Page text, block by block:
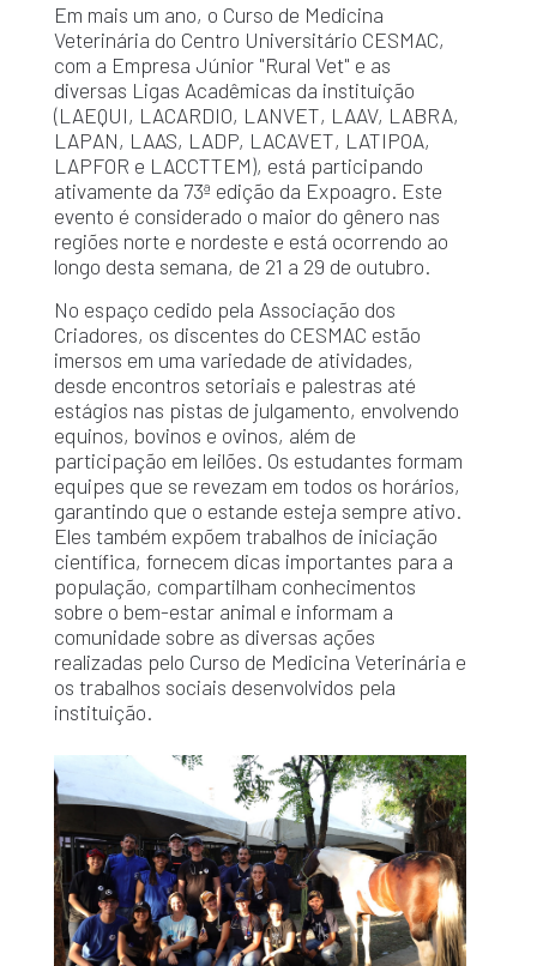
Em mais um ano, o Curso de Medicina
Veterinária do Centro Universitário CESMAC,
com a Empresa Júnior "Rural Vet" e as
diversas Ligas Acadêmicas da instituição
(LAEQUI, LACARDIO, LANVET, LAAV, LABRA,
LAPAN, LAAS, LADP, LACAVET, LATIPOA,
LAPFOR e LACCTTEM), está participando
ativamente da 73ª edição da Expoagro. Este
evento é considerado o maior do gênero nas
regiões norte e nordeste e está ocorrendo ao
longo desta semana, de 21 a 29 de outubro.
No espaço cedido pela Associação dos
Criadores, os discentes do CESMAC estão
imersos em uma variedade de atividades,
desde encontros setoriais e palestras até
estágios nas pistas de julgamento, envolvendo
equinos, bovinos e ovinos, além de
participação em leilões. Os estudantes formam
equipes que se revezam em todos os horários,
garantindo que o estande esteja sempre ativo.
Eles também expõem trabalhos de iniciação
científica, fornecem dicas importantes para a
população, compartilham conhecimentos
sobre o bem-estar animal e informam a
comunidade sobre as diversas ações
realizadas pelo Curso de Medicina Veterinária e
os trabalhos sociais desenvolvidos pela
instituição.